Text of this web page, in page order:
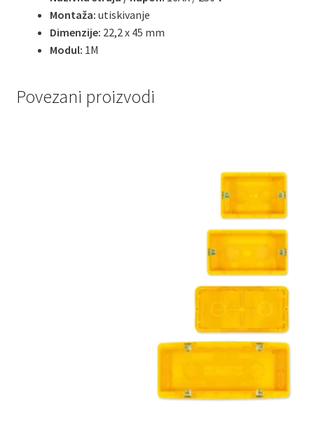
Montaža: utiskivanje
Dimenzije: 22,2 x 45 mm
Modul: 1M
Povezani proizvodi